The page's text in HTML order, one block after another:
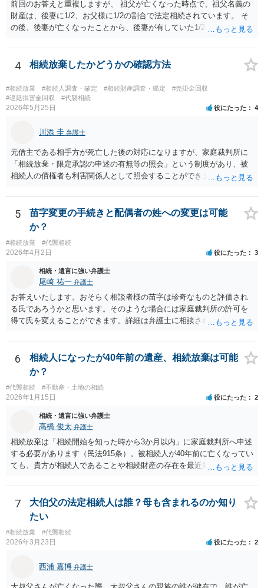
前回のお答えと重複しますが、 祖父が亡くなった時点で、祖父名義の
財産は、後妻に1/2、お父様に1/2の割合で法定相続されています。 そ
の後、後妻が亡くなったことから、後妻が有していた1/2の権利は、後
有していた1/2の権利は、その子であるご相談者側に相続されていま
す。 ですので、後妻側の兄弟姉妹（亡くなっている場合はその子）
と、お父様の子であるご相談者とで遺産分割協議をしなければ、 祖父
の財産を名義移転することはできません。 もちろん、祖父の遺言書が
あれば話は別です。 さらに詳しいことは、相続財産に関する資料や戸
籍類をもって、お近くの弁護士に相談されることをお勧めします。
4 相続放棄したかどうかの確認方法
#相続放棄 #相続人調査・確定 #相続財産調査・鑑定
#売掛金回収
#遅延損害金回収
#代襲相続
2026年5月25日 役にたった 4
川添 圭 弁護士
元借主である相手方が死亡した後の対応になりますが、家庭裁判所に
「相続放棄・限定承認の申述の有無等の照会」という制度があり、被
相続人の債権者も利害関係人として照会することができます。照会を
して被相続人の最後の住所地を管轄する家庭裁判所）となります。照
会申請者の本人確認資料のほか、被相続人の相続関係の戸籍謄本類や
債権の存在を示す証拠資料などが必要になります。裁判所ウェブサイ
トで案内されていることが多いので、管轄裁判所のホームページを確
認してみてください。
5
苗字変更の手続きと配偶者の姓への変更は可能
か？
#相続放棄 #代襲相続
2026年4月2日 役にたった 3
相続・遺言に強い弁護士
尾崎 祐一 弁護士
お答えいたします。おそらく相談者様の苗字は珍奇なものと評価され
る氏であろうかと思います。そのような場合には家庭裁判所の許可を
得て氏を変えることができます。詳細は弁護士に相談されるのが宜し
6
相続人になったが40年前の遺産、相続放棄は可能
か？
#代襲相続 #不動産・土地の相続
2026年1月15日 役にたった 2
相続・遺言に強い弁護士
髙橋 俊太 弁護士
相続放棄は「相続開始を知った時から3か月以内」に家庭裁判所へ申述
する必要があります（民法915条）。被相続人が40年前に亡くなってい
ても、貴方が相続人であることや相続財産の存在を最近知ったのであ
ります。最寄りの弁護士などにまずは相談した方がよいでしょう。
7
大伯父の法定相続人は誰？母も含まれるのか知り
たい
#相続放棄 #代襲相続
2026年3月23日 役にたった 2
西浦 嘉博 弁護士
大叔父さんが亡くなった際、大叔父さんの親族の誰が健在で、誰が亡